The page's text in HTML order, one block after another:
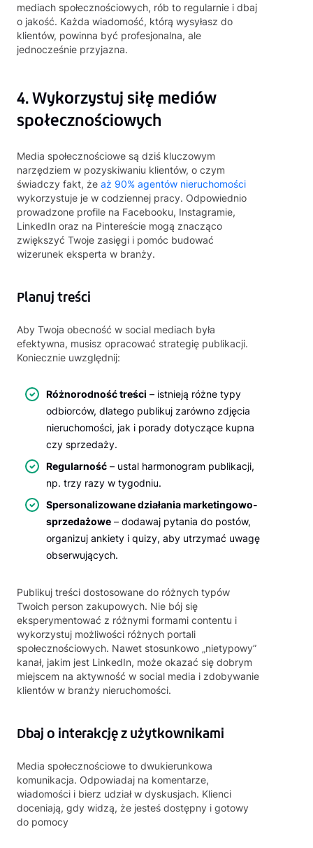
mediach społecznościowych, rób to regularnie i dbaj
o jakość. Każda wiadomość, którą wysyłasz do
klientów, powinna być profesjonalna, ale
jednocześnie przyjazna.
4. Wykorzystuj siłę mediów
społecznościowych
Media społecznościowe są dziś kluczowym
narzędziem w pozyskiwaniu klientów, o czym
świadczy fakt, że aż 90% agentów nieruchomości
wykorzystuje je w codziennej pracy. Odpowiednio
prowadzone profile na Facebooku, Instagramie,
LinkedIn oraz na Pintereście mogą znacząco
zwiększyć Twoje zasięgi i pomóc budować
wizerunek eksperta w branży.
Planuj treści
Aby Twoja obecność w social mediach była
efektywna, musisz opracować strategię publikacji.
Koniecznie uwzględnij:
Różnorodność treści – istnieją różne typy
odbiorców, dlatego publikuj zarówno zdjęcia
nieruchomości, jak i porady dotyczące kupna
czy sprzedaży.
Regularność – ustal harmonogram publikacji,
np. trzy razy w tygodniu.
Spersonalizowane działania marketingowo-
sprzedażowe – dodawaj pytania do postów,
organizuj ankiety i quizy, aby utrzymać uwagę
obserwujących.
Publikuj treści dostosowane do różnych typów
Twoich person zakupowych. Nie bój się
eksperymentować z różnymi formami contentu i
wykorzystuj możliwości różnych portali
społecznościowych. Nawet stosunkowo „nietypowy”
kanał, jakim jest LinkedIn, może okazać się dobrym
miejscem na aktywność w social media i zdobywanie
klientów w branży nieruchomości.
Dbaj o interakcję z użytkownikami
Media społecznościowe to dwukierunkowa
komunikacja. Odpowiadaj na komentarze,
wiadomości i bierz udział w dyskusjach. Klienci
doceniają, gdy widzą, że jesteś dostępny i gotowy
do pomocy